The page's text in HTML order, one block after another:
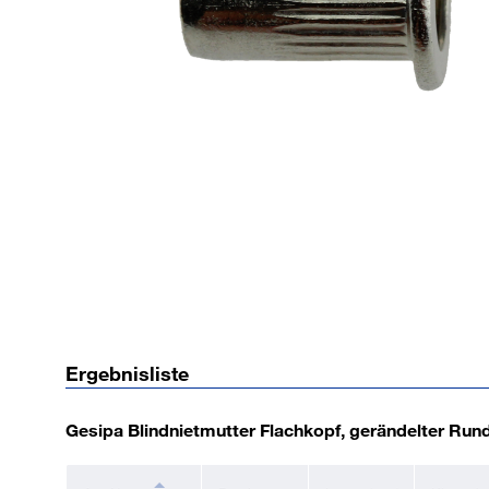
Ergebnisliste
Gesipa Blindnietmutter Flachkopf, gerändelter